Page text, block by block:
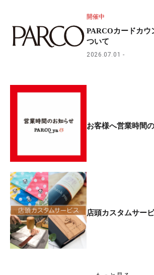
開催中
PARCOカードカウ
ついて
2026.07.01
お客様へ営業時間
店頭カスタムサー